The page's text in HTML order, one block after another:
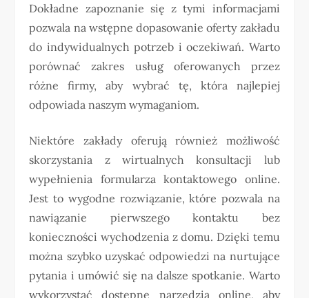
Dokładne zapoznanie się z tymi informacjami
pozwala na wstępne dopasowanie oferty zakładu
do indywidualnych potrzeb i oczekiwań. Warto
porównać zakres usług oferowanych przez
różne firmy, aby wybrać tę, która najlepiej
odpowiada naszym wymaganiom.
Niektóre zakłady oferują również możliwość
skorzystania z wirtualnych konsultacji lub
wypełnienia formularza kontaktowego online.
Jest to wygodne rozwiązanie, które pozwala na
nawiązanie pierwszego kontaktu bez
konieczności wychodzenia z domu. Dzięki temu
można szybko uzyskać odpowiedzi na nurtujące
pytania i umówić się na dalsze spotkanie. Warto
wykorzystać dostępne narzędzia online, aby